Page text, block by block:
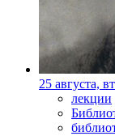
25 августа,
лекции